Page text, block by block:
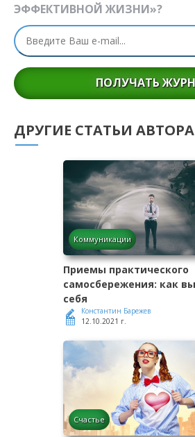
ЭФФЕКТИВНОЙ ЖИЗНИ»?
ПОЛУЧАТЬ
ДРУГИЕ СТАТЬИ АВТОРА
Коммуникации
Приемы практического
самосбережения: как
себя
Константин Барежев
12.10.2021 г.
Счастье